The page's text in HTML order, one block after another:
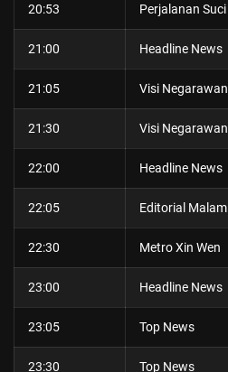
20:53 Perjalanan Suci
21:00 Headline News
21:05 Visi Negarawan
21:30 Visi Negarawan
22:00 Headline News
22:05 Editorial Malam
22:30 Metro Xin Wen
23:00 Headline News
23:05 Top News
23:30 Top News